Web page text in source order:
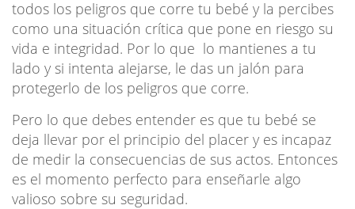
todos los peligros que corre tu bebé y la percibes
como una situación crítica que pone en riesgo su
vida e integridad. Por lo que lo mantienes a tu
lado y si intenta alejarse, le das un jalón para
protegerlo de los peligros que corre.
Pero lo que debes entender es que tu bebé se
deja llevar por el principio del placer y es incapaz
de medir la consecuencias de sus actos. Entonces
es el momento perfecto para enseñarle algo
valioso sobre su seguridad.